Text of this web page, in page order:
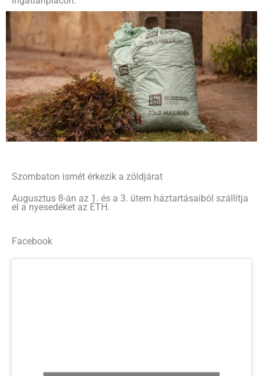
Szombaton ismét érkezik a zöldjárat
Augusztus 8-án az 1. és a 3. ütem háztartásaiból szállítja
el a nyesedéket az ÉTH.
Facebook